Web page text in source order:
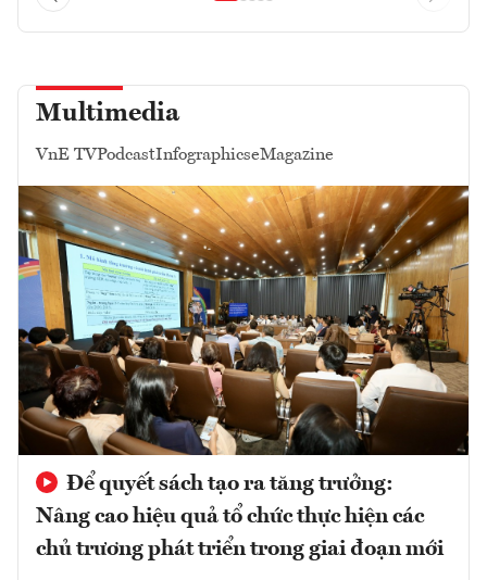
Multimedia
VnE TVPodcastInfographicseMagazine
Để quyết sách tạo ra tăng trưởng:
Nâng cao hiệu quả tổ chức thực hiện các
chủ trương phát triển trong giai đoạn mới